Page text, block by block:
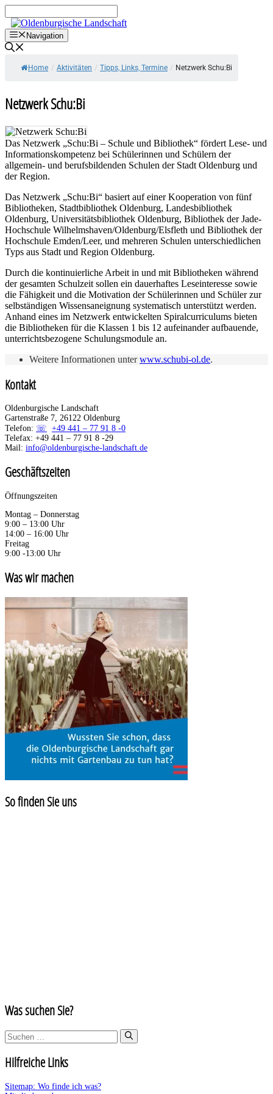
Inhalt
springenNavigation
Home / Aktivitäten / Tipps, Links, Termine / Netzwerk Schu:Bi
Netzwerk Schu:Bi
Das Netzwerk „Schu:Bi – Schule und Bibliothek“ fördert Lese- und
Informationskompetenz bei Schülerinnen und Schülern der
allgemein- und berufsbildenden Schulen der Stadt Oldenburg und
der Region.
Das Netzwerk „Schu:Bi“ basiert auf einer Kooperation von fünf
Bibliotheken, Stadtbibliothek Oldenburg, Landesbibliothek
Oldenburg, Universitätsbibliothek Oldenburg, Bibliothek der Jade-
Hochschule Wilhelmshaven/Oldenburg/Elsfleth und Bibliothek der
Hochschule Emden/Leer, und mehreren Schulen unterschiedlichen
Typs aus Stadt und Region Oldenburg.
Durch die kontinuierliche Arbeit in und mit Bibliotheken während
der gesamten Schulzeit sollen ein dauerhaftes Leseinteresse sowie
die Fähigkeit und die Motivation der Schülerinnen und Schüler zur
selbständigen Wissensaneignung systematisch unterstützt werden.
Anhand eines im Netzwerk entwickelten Spiralcurriculums bieten
die Bibliotheken für die Klassen 1 bis 12 aufeinander aufbauende,
unterrichtsbezogene Schulungsmodule an.
Weitere Informationen unterwww.schubi-ol.de.
Kontakt
Oldenburgische Landschaft
Gartenstraße 7, 26122 Oldenburg
Telefon:
+49 441 – 77 91 8 -0
Telefax: +49 441 – 77 91 8 -29
Mail: info@oldenburgische-landschaft.de
Geschäftszeiten
Öffnungszeiten
Montag – Donnerstag
9:00 – 13:00 Uhr
14:00 – 16:00 Uhr
Freitag
9:00 -13:00 Uhr
Was wir machen
So finden Sie uns
Was suchen Sie?
Suchen
nach:
Hilfreiche Links
Sitemap: Wo finde ich was?